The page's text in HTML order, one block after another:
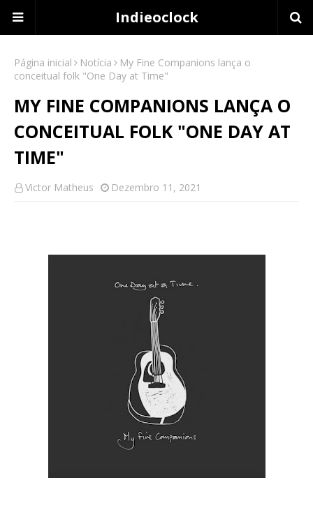
Indieoclock
Página inicial Notícia
My Fine Companions lança o
conceitual folk "One Day at Time"
MY FINE COMPANIONS LANÇA O
CONCEITUAL FOLK "ONE DAY AT
TIME"
Victor Matheus Dezembro 11, 2021